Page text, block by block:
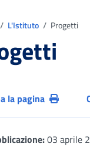
L'Istituto Progetti
la pagina
03 aprile